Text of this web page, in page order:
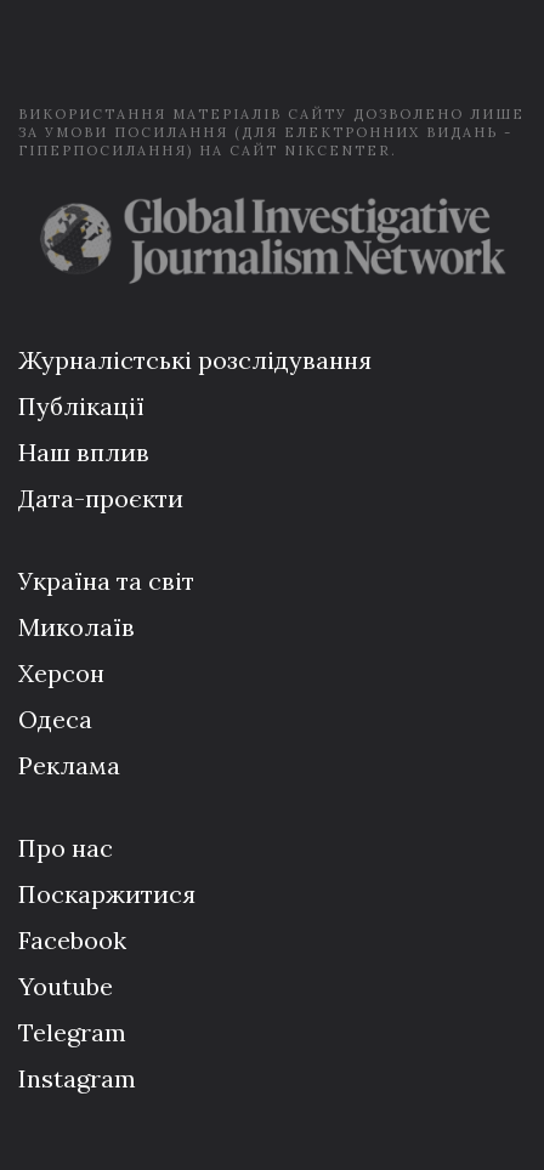
ВИКОРИСТАННЯ МАТЕРІАЛІВ САЙТУ ДОЗВОЛЕНО ЛИШЕ
ЗА УМОВИ ПОСИЛАННЯ (ДЛЯ ЕЛЕКТРОННИХ ВИДАНЬ -
ГІПЕРПОСИЛАННЯ) НА САЙТ NIKCENTER.
Журналістські розслідування
Публікації
Наш вплив
Дата-проєкти
Україна та світ
Миколаїв
Херсон
Одеса
Реклама
Про нас
Поскаржитися
Facebook
Youtube
Telegram
Instagram